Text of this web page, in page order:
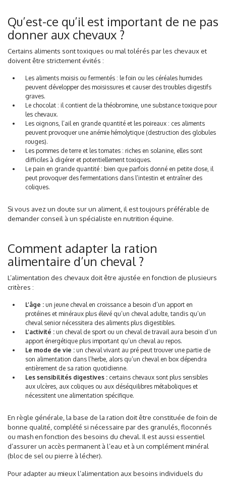
Qu’est-ce qu’il est important de ne pas
donner aux chevaux ?
Certains aliments sont toxiques ou mal tolérés par les chevaux et
doivent être strictement évités :
Les aliments moisis ou fermentés : le foin ou les céréales humides
peuvent développer des moisissures et causer des troubles digestifs
graves.
Le chocolat : il contient de la théobromine, une substance toxique pour
les chevaux.
Les oignons, l’ail en grande quantité et les poireaux : ces aliments
peuvent provoquer une anémie hémolytique (destruction des globules
rouges).
Les pommes de terre et les tomates : riches en solanine, elles sont
difficiles à digérer et potentiellement toxiques.
Le pain en grande quantité : bien que parfois donné en petite dose, il
peut provoquer des fermentations dans l’intestin et entraîner des
coliques.
Si vous avez un doute sur un aliment, il est toujours préférable de
demander conseil à un spécialiste en nutrition équine.
Comment adapter la ration
alimentaire d’un cheval ?
L’alimentation des chevaux doit être ajustée en fonction de plusieurs
critères :
L’âge : un jeune cheval en croissance a besoin d’un apport en
protéines et minéraux plus élevé qu’un cheval adulte, tandis qu’un
cheval senior nécessitera des aliments plus digestibles.
L’activité : un cheval de sport ou un cheval de travail aura besoin d’un
apport énergétique plus important qu’un cheval au repos.
Le mode de vie : un cheval vivant au pré peut trouver une partie de
son alimentation dans l’herbe, alors qu’un cheval en box dépendra
entièrement de sa ration quotidienne.
Les sensibilités digestives : certains chevaux sont plus sensibles
aux ulcères, aux coliques ou aux déséquilibres métaboliques et
nécessitent une alimentation spécifique.
En règle générale, la base de la ration doit être constituée de foin de
bonne qualité, complété si nécessaire par des granulés, floconnés
ou mash en fonction des besoins du cheval. Il est aussi essentiel
d’assurer un accès permanent à l’eau et à un complément minéral
(bloc de sel ou pierre à lécher).
Pour adapter au mieux l’alimentation aux besoins individuels du